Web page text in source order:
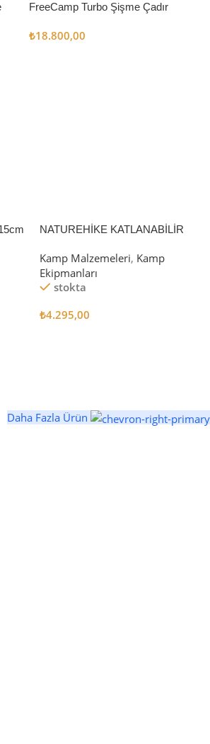
FreeCamp Turbo Şişme Çadır
₺18.800,00
NATUREHİKE KATLANABİLİR
Kamp Malzemeleri, Kamp
Ekipmanları
stokta
₺4.295,00
Daha Fazla Ürün